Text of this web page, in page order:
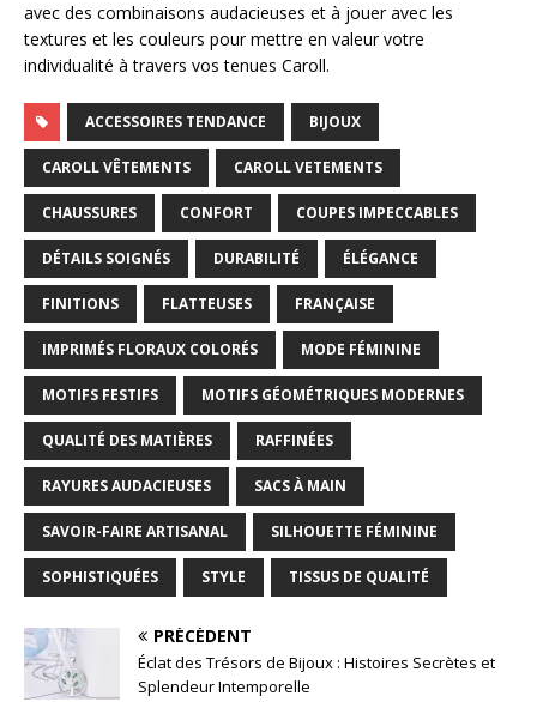
avec des combinaisons audacieuses et à jouer avec les
textures et les couleurs pour mettre en valeur votre
individualité à travers vos tenues Caroll.
ACCESSOIRES TENDANCE BIJOUX
CAROLL VÊTEMENTS CAROLL VETEMENTS
CHAUSSURES CONFORT COUPES IMPECCABLES
DÉTAILS SOIGNÉS DURABILITÉ ÉLÉGANCE
FINITIONS FLATTEUSES FRANÇAISE
IMPRIMÉS FLORAUX COLORÉS MODE FÉMININE
MOTIFS FESTIFS MOTIFS GÉOMÉTRIQUES MODERNES
QUALITÉ DES MATIÈRES RAFFINÉES
RAYURES AUDACIEUSES SACS À MAIN
SAVOIR-FAIRE ARTISANAL SILHOUETTE FÉMININE
SOPHISTIQUÉES STYLE TISSUS DE QUALITÉ
PRÉCÉDENT
Éclat des Trésors de Bijoux : Histoires Secrètes et
Splendeur Intemporelle